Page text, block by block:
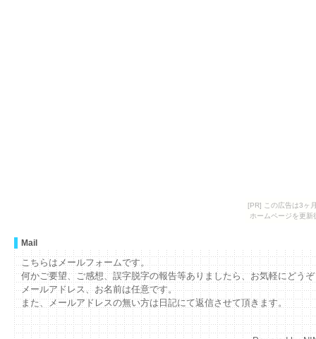
[PR] この広告は3ヶ
ホームページを更
Mail
こちらはメールフォームです。
何かご要望、ご感想、誤字脱字の報告等ありましたら、お気軽にどう
メールアドレス、お名前は任意です。
また、メールアドレスの無い方は日記にて返信させて頂きます。